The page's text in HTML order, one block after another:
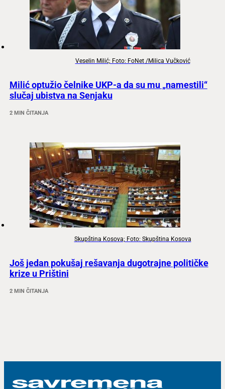
Veselin Milić; Foto: FoNet /Milica Vučković
Milić optužio čelnike UKP-a da su mu „namestili“
slučaj ubistva na Senjaku
2 MIN ČITANJA
Skupština Kosova; Foto: Skupština Kosova
Još jedan pokušaj rešavanja dugotrajne političke
krize u Prištini
2 MIN ČITANJA